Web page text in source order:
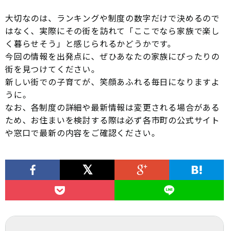
大切なのは、ランキングや制度の数字だけで決めるので
はなく、実際にその街を訪れて「ここでなら家族で楽し
く暮らせそう」と感じられるかどうかです。
今回の情報を出発点に、ぜひあなたの家族にぴったりの
街を見つけてください。
新しい街での子育てが、笑顔あふれる毎日になりますよ
うに。
なお、各制度の詳細や最新情報は変更される場合がある
ため、お住まいを検討する際は必ず各市町の公式サイト
や窓口で最新の内容をご確認ください。